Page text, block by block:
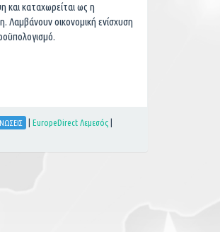
και καταχωρείται ως η
Λαμβάνουν οικονομική ενίσχυση
| EuropeDirect Λεμεσός |